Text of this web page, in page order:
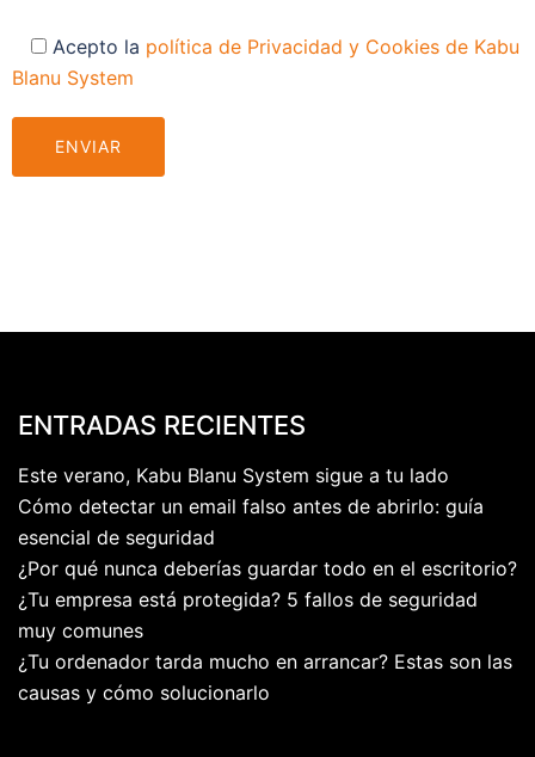
Acepto la política de Privacidad y Cookies de Kabu
Blanu System
ENTRADAS RECIENTES
Este verano, Kabu Blanu System sigue a tu lado
Cómo detectar un email falso antes de abrirlo: guía
esencial de seguridad
¿Por qué nunca deberías guardar todo en el escritorio?
¿Tu empresa está protegida? 5 fallos de seguridad
muy comunes
¿Tu ordenador tarda mucho en arrancar? Estas son las
causas y cómo solucionarlo